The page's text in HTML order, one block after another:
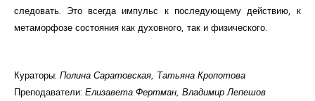
следовать. Это всегда импульс к последующему действию, к
метаморфозе состояния как духовного, так и физического.
Кураторы: Полина Саратовская, Татьяна Кропотова
Преподаватели: Елизавета Фертман, Владимир Лепешов